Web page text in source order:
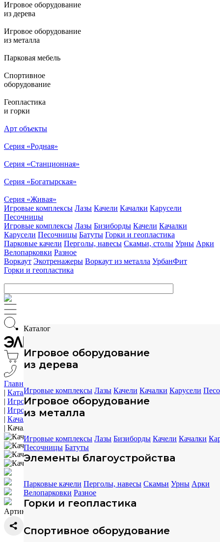
Игровое оборудование
из дерева
Игровое оборудование
из металла
Парковая мебель
Спортивное
оборудование
Геопластика
и горки
Арт объекты
Серия «Родная»
Серия «Станционная»
Серия «Богатырская»
Серия «Живая»
Игровые комплексы Лазы Качели Качалки Карусели
Песочницы
Игровые комплексы Лазы Бизиборды Качели Качалки
Карусели Песочницы Батуты Горки и геопластика
Парковые качели Перголы, навесы Скамьи, столы Урны Арки
Велопарковки Разное
Воркаут Экотренажеры Воркаут из металла УрбанФит
Горки и геопластика
Каталог
Игровое оборудование
из дерева
Игровые комплексы Лазы Качели Качалки Карусели
Игровое оборудование
из металла
Игровые комплексы Лазы Бизиборды Качели Качалки
Песочницы Батуты
Элементы благоустройства
Парковые качели Перголы, навесы Скамьи Урны Арки
Велопарковки Разное
Горки и геопластика
Спортивное оборудование
Главная
| Каталог
| Игровое оборудование
| Игровое оборудование из дерева
| Качалки
| Качалка на пружинах ELMAF 314064
Артикул: 314064